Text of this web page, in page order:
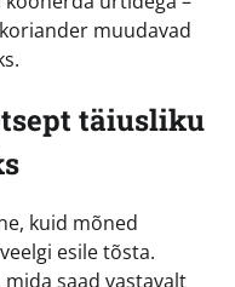
muudavad
täiusliku
kuid mõned
esile tõsta.
saad vastavalt